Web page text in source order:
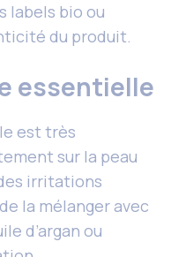
labels bio ou
du produit.
essentielle
est très
sur la peau
irritations
la mélanger avec
d’argan ou